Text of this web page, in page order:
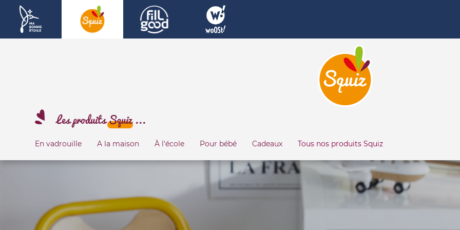
Les produitsSquiz...
En vadrouille A la maison À l'école Pour bébé Cadeaux Tous nos produits Squiz